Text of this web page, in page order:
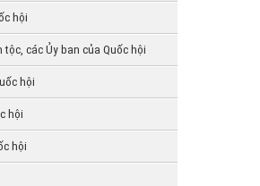
hội
các Ủy ban của Quốc hội
hội
hội
hội